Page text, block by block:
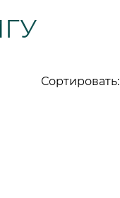
Сортировать: